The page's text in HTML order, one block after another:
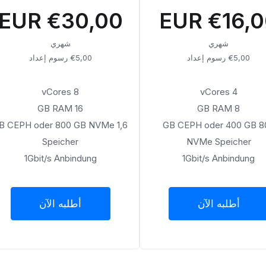
€16,00
شهري
€5,00 رسوم إعداد
4 vCores
8 GB RAM
800 GB CEPH oder 400 GB
NVMe Speicher
1Gbit/s Anbindung
أطلبه الآن
€30,00 EUR
شهري
€5,00 رسوم إعداد
8 vCores
16 GB RAM
TB CEPH oder 800 GB NVMe
Speicher
1Gbit/s Anbindung
أطلبه الآن